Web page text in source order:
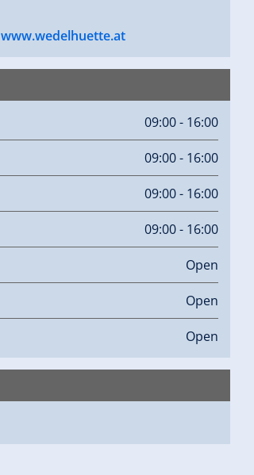
www.wedelhuette.at
09:00 - 16:00
09:00 - 16:00
09:00 - 16:00
09:00 - 16:00
Open
Open
Open